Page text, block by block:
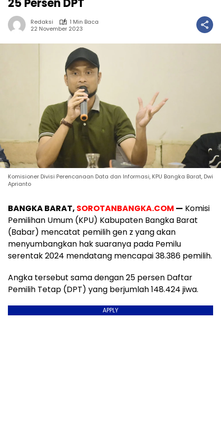
25 Persen DPT
Redaksi
1 Min Baca
22 November 2023
Komisioner Divisi Perencanaan Data dan Informasi, KPU Bangka Barat, Dwi
Aprianto
BANGKA BARAT, SOROTANBANGKA.COM — Komisi
Pemilihan Umum (KPU) Kabupaten Bangka Barat
(Babar) mencatat pemilih gen z yang akan
menyumbangkan hak suaranya pada Pemilu
serentak 2024 mendatang mencapai 38.386 pemilih.
Angka tersebut sama dengan 25 persen Daftar
Pemilih Tetap (DPT) yang berjumlah 148.424 jiwa.
APPLY